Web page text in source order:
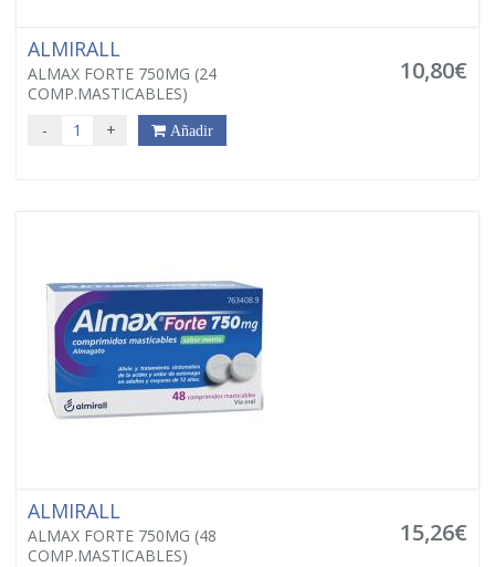
ALMIRALL
ALMAX FORTE 750MG (24
COMP.MASTICABLES)
10,80€
- + Añadir
ALMIRALL
ALMAX FORTE 750MG (48
COMP.MASTICABLES)
15,26€